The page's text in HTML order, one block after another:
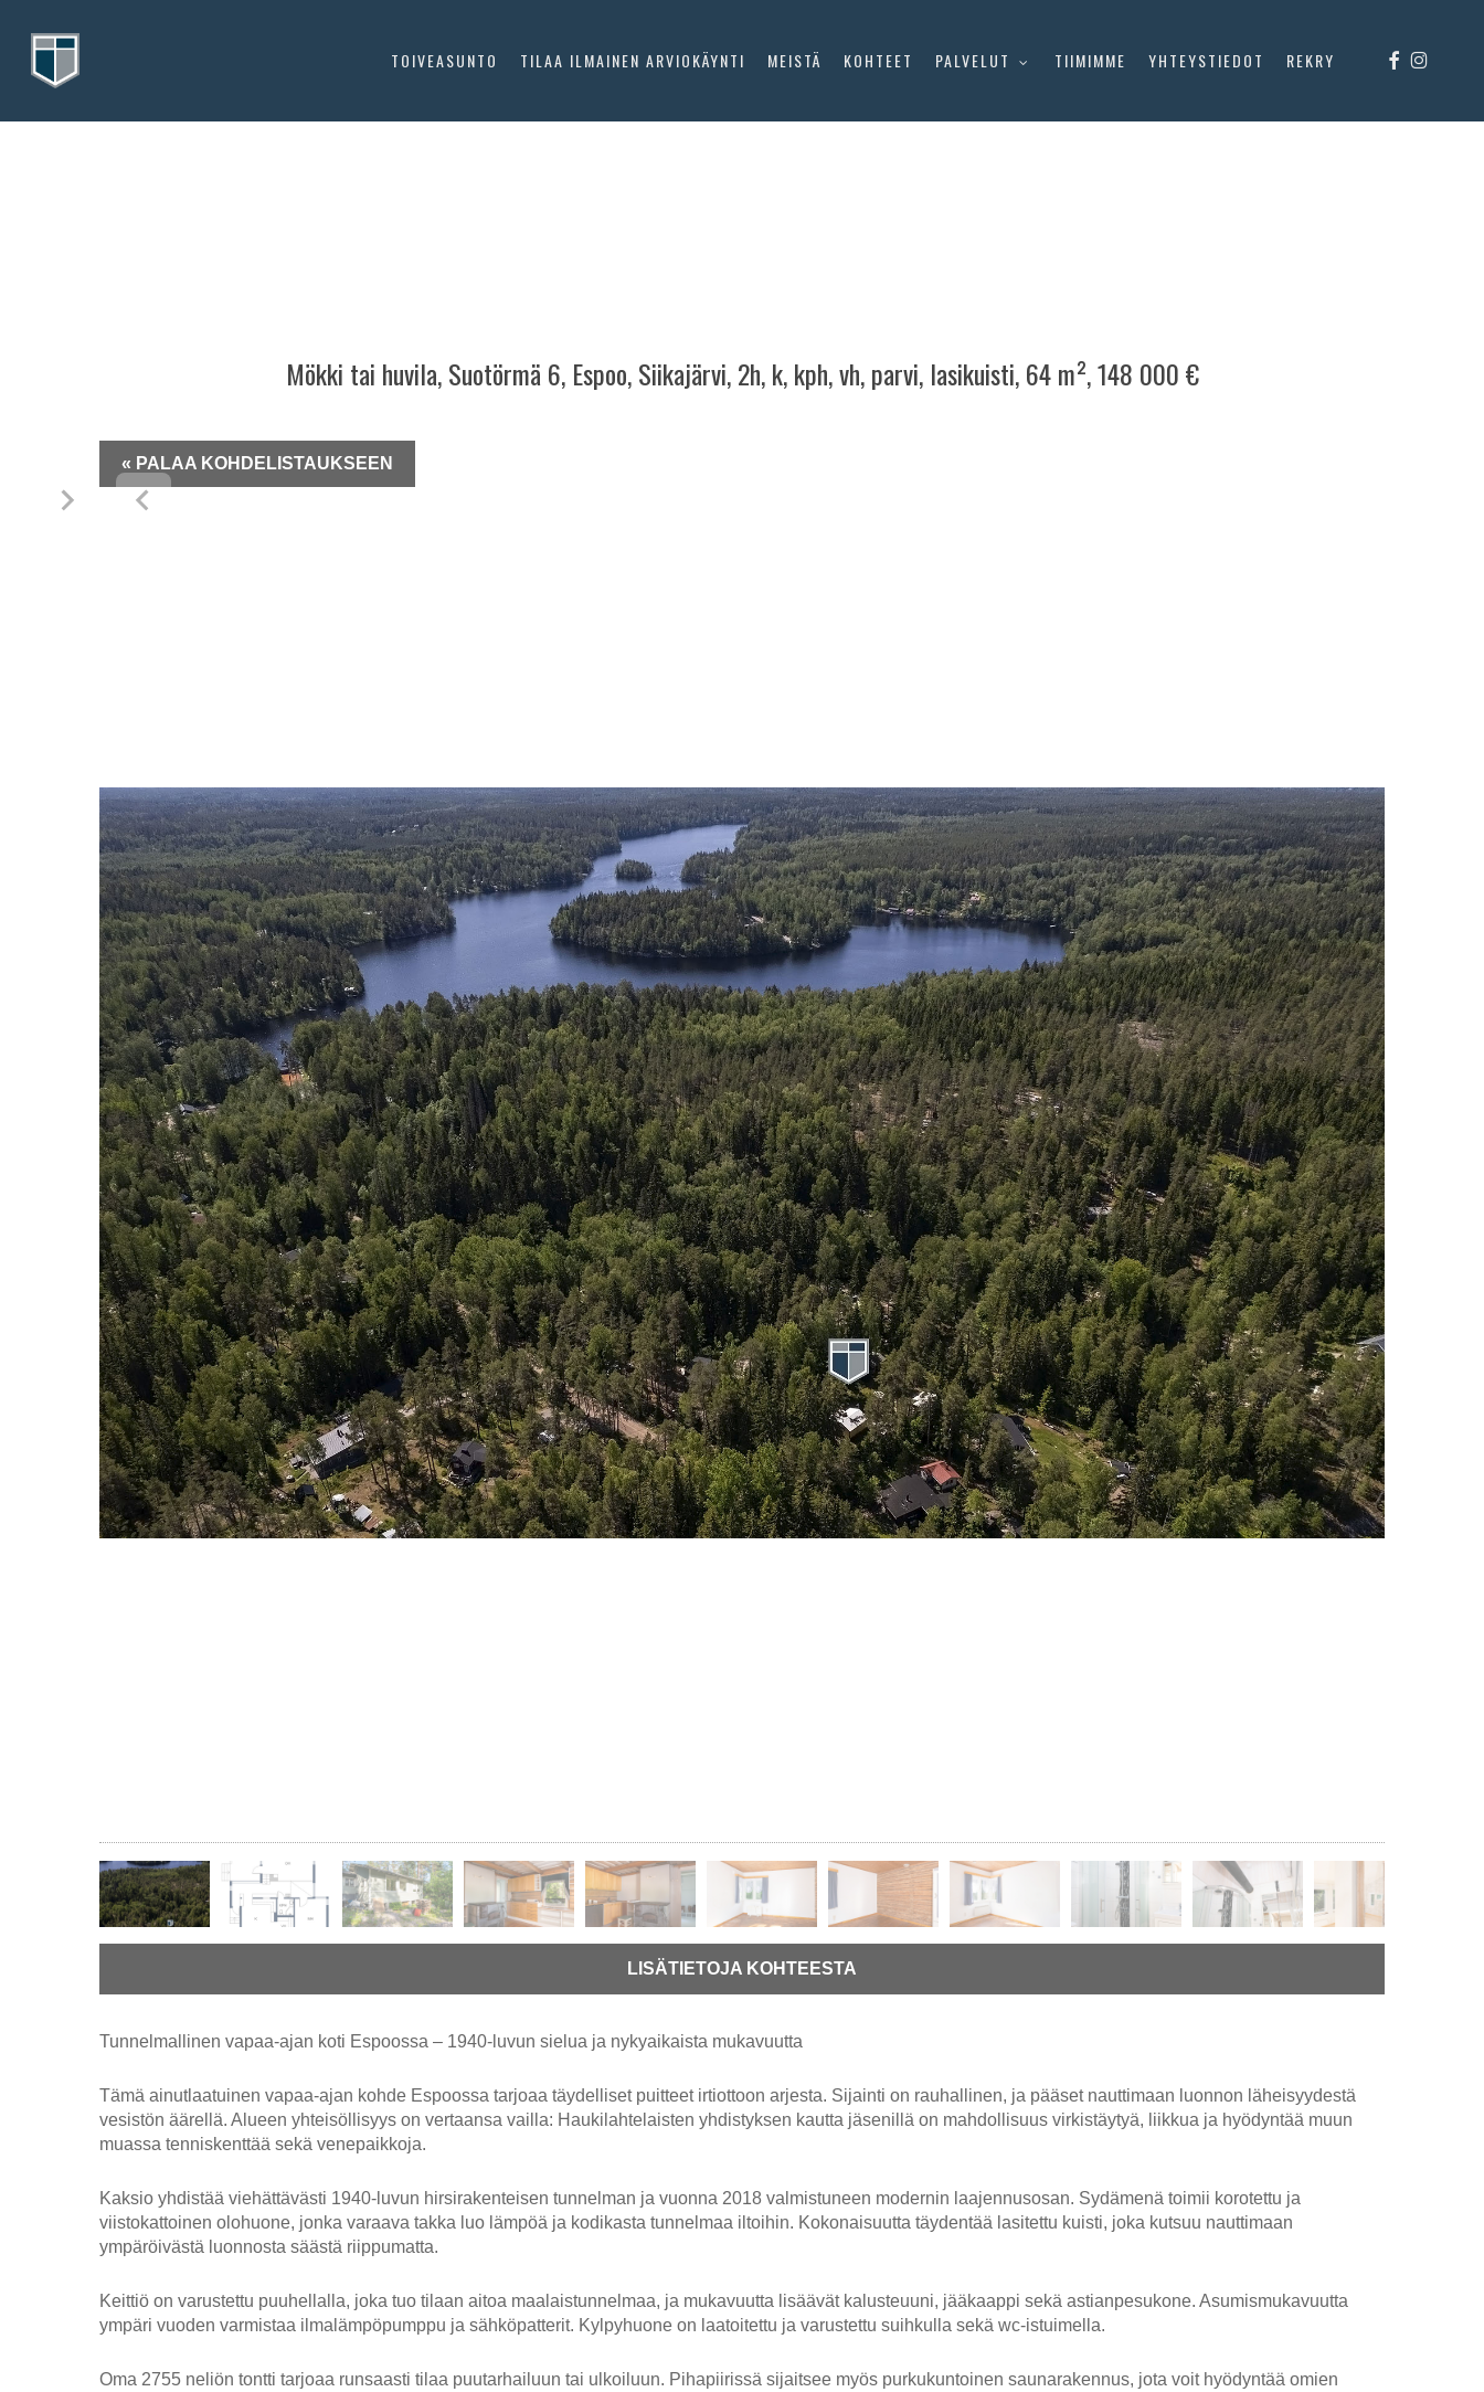
content
TOIVEASUNTO TILAA ILMAINEN ARVIOKÄYNTI MEISTÄ KOHTEET PALVELUT TIIMIMME YHTEYSTIEDOT REKRY FACEBOOK
Mökki tai huvila, Suotörmä 6, Espoo, Siikajärvi, 2h, k, kph, vh, parvi, lasikuisti, 64 m², 148 000 €
« PALAA KOHDELISTAUKSEEN
LISÄTIETOJA KOHTEESTA
Tunnelmallinen vapaa-ajan koti Espoossa – 1940-luvun sielua ja nykyaikaista mukavuutta
Tämä ainutlaatuinen vapaa-ajan kohde Espoossa tarjoaa täydelliset puitteet irtiottoon arjesta. Sijainti on rauhallinen, ja pääset nauttimaan luonnon läheisyydestä
vesistön äärellä. Alueen yhteisöllisyys on vertaansa vailla: Haukilahtelaisten yhdistyksen kautta jäsenillä on mahdollisuus virkistäytyä, liikkua ja hyödyntää muun
muassa tenniskenttää sekä venepaikkoja.
Kaksio yhdistää viehättävästi 1940-luvun hirsirakenteisen tunnelman ja vuonna 2018 valmistuneen modernin laajennusosan. Sydämenä toimii korotettu ja
viistokattoinen olohuone, jonka varaava takka luo lämpöä ja kodikasta tunnelmaa iltoihin. Kokonaisuutta täydentää lasitettu kuisti, joka kutsuu nauttimaan
ympäröivästä luonnosta säästä riippumatta.
Keittiö on varustettu puuhellalla, joka tuo tilaan aitoa maalaistunnelmaa, ja mukavuutta lisäävät kalusteuuni, jääkaappi sekä astianpesukone. Asumismukavuutta
ympäri vuoden varmistaa ilmalämpöpumppu ja sähköpatterit. Kylpyhuone on laatoitettu ja varustettu suihkulla sekä wc-istuimella.
Oma 2755 neliön tontti tarjoaa runsaasti tilaa puutarhailuun tai ulkoiluun. Pihapiirissä sijaitsee myös purkukuntoinen saunarakennus, jota voit hyödyntää omien